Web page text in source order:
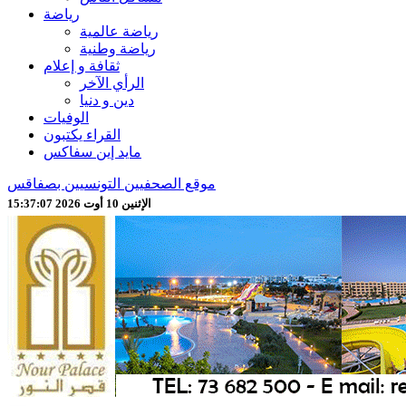
رياضة
رياضة عالمية
رياضة وطنية
ثقافة و إعلام
الرأي الآخر
دين و دنيا
الوفيات
القراء يكتبون
مايد إين سفاكس
موقع الصحفيين التونسيين بصفاقس
الإثنين 10 أوت 2026 15:37:11